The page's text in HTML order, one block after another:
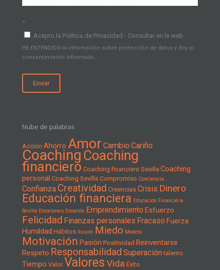
*
Acepto la Política de Privacidad - Consultar en la web
HE ENTENDIDO la información sobre protección de datos y doy el
consentimiento informado.
Nube de palabras
Acción Ahorro Amor Cambio Cariño
Coaching Coaching
financiero Coaching financiero Sevilla Coaching
personal Coaching Sevilla Compromiso Conciencia
Confianza Creatividad Creencias Crisis Dinero
Educación financiera Educación Financiera
Sevilla Emociones Emoción Emprendimiento Esfuerzo
Felicidad Finanzas personales Fracaso Fuerza
Humildad Hábitos Ilusión Miedo Modelo
Motivación Pasión Positividad Reinventarse
Respeto Responsabilidad Superación talento
Tiempo Valor ValoresVida Éxito